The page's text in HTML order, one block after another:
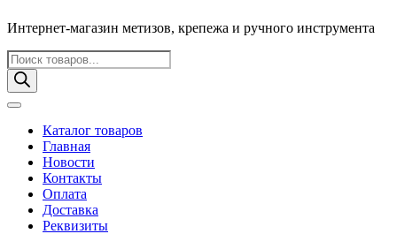
Интернет-магазин метизов, крепежа и ручного инструмента
Поиск
товаров
Каталог товаров
Главная
Новости
Контакты
Оплата
Доставка
Реквизиты